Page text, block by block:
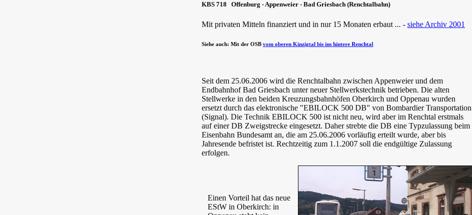
KBS 718 Offenburg - Appenweier - Bad Griesbach (Renchtalbahn)
Mit privaten Mitteln finanziert und in nur 15 Monaten erbaut ... - siehe Archiv 2001
Siehe auch: Mit der OSB vom oberen Kinzigtal bis ins hintere Renchtal
Seit dem 25.06.2006 wird die Renchtalbahn zwischen Appenweier und dem
Endbahnhof Bad Griesbach unter neuer Stellwerkstechnik betrieben. Die alten
Stellwerke in den beiden Kreuzungsbahnhöfen Oberkirch und Oppenau wurden
ersetzt durch das elektronische "EBILOCK 500 DB" von Bombardier Transportation
(Signal). Die Technik EBILOCK 500 ist nicht neu, wird aber im Renchtal erstmals
auf einer DB Zweigstrecke eingesetzt. Daher strebte die DB eine Typzulassung beim
Eisenbahn Bundesamt an, die am 25.06.2006 vorläufig erteilt wurde, aber bis
Jahresende befristet ist. Rechtzeitig zum 1.1.2007 soll die endgültige Zulassung
erfolgen.
Einen Vorteil hat das neue
EStW in Oberkirch: in